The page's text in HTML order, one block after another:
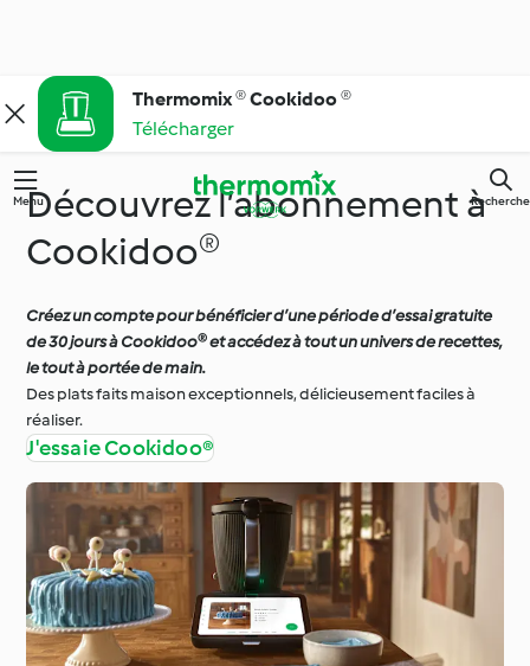
Thermomix ® Cookidoo ®
Télécharger
Menu Recherche
Découvrez l’abonnement à
Cookidoo®
Créez un compte pour bénéficier d’une période d’essai gratuite
de 30 jours à Cookidoo® et accédez à tout un univers de recettes,
le tout à portée de main.
Des plats faits maison exceptionnels, délicieusement faciles à
réaliser.
J'essaie Cookidoo®